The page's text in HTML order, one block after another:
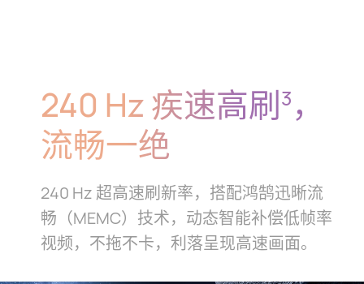
240 Hz 疾速高刷3 ，
流畅一绝
240 Hz 超高速刷新率，搭配鸿鹄迅晰流
畅（MEMC）技术，动态智能补偿低帧率
视频，不拖不卡，利落呈现高速画⁠面。